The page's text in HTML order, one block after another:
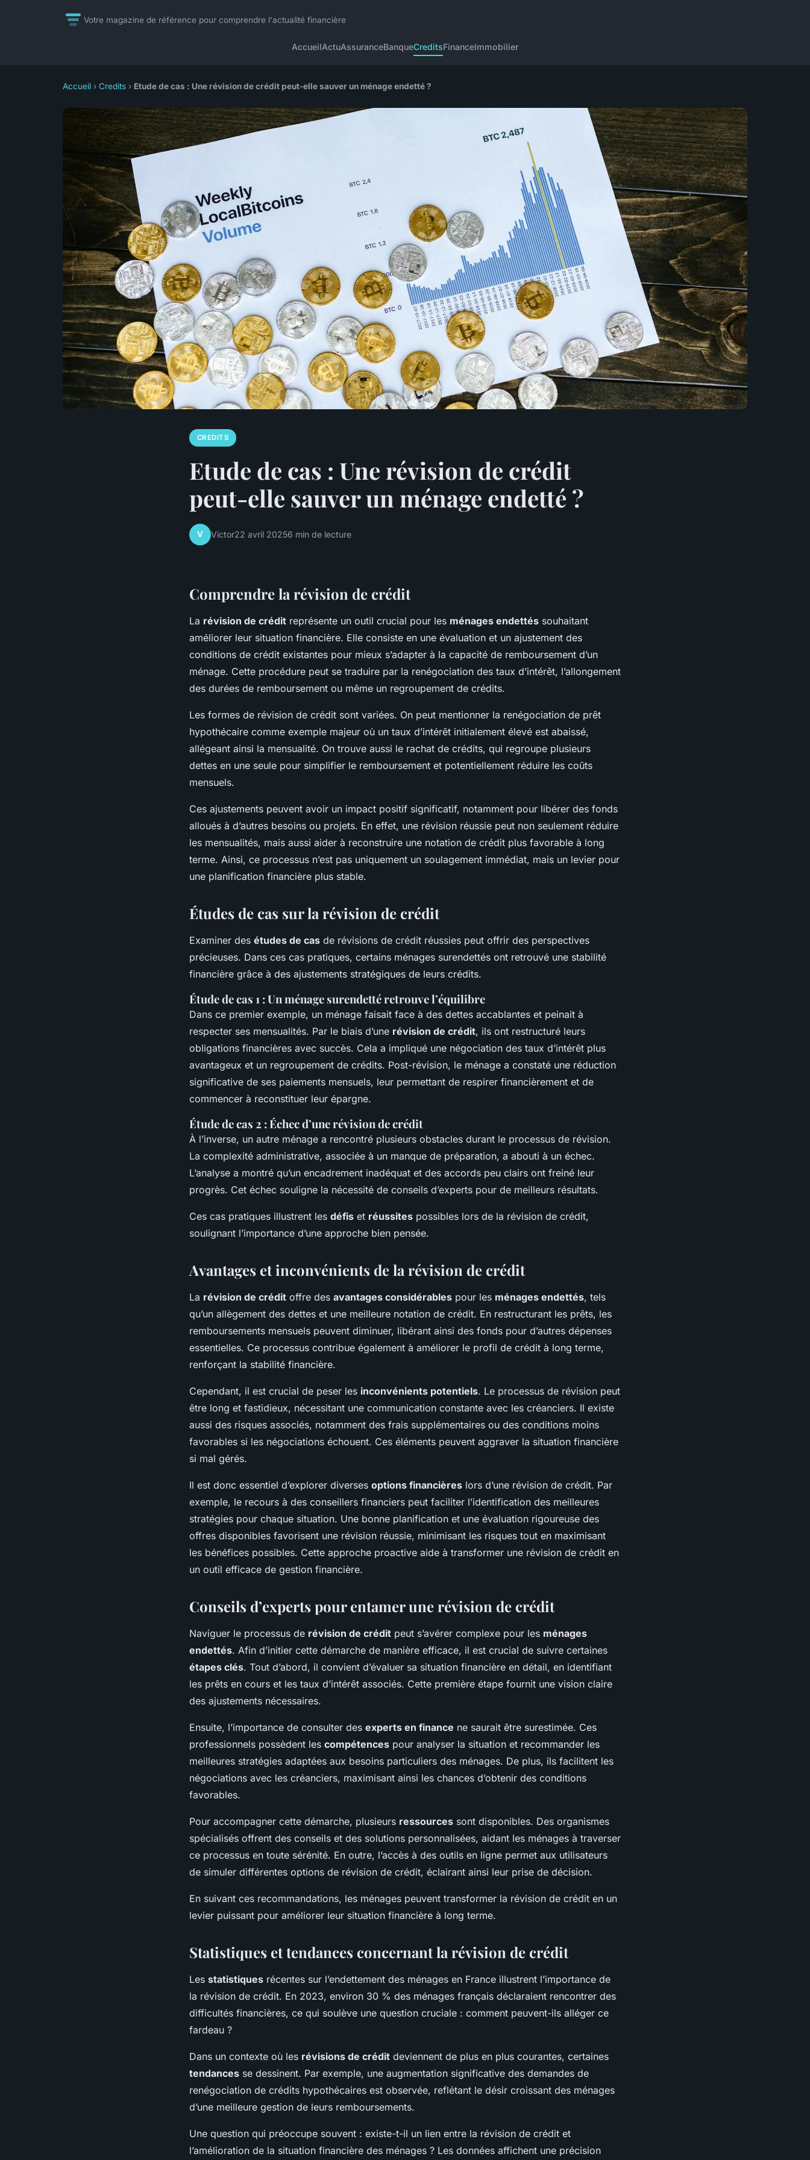
Votre magazine de référence pour comprendre l'actualité financière
AccueilActuAssuranceBanqueCreditsFinanceImmobilier
Accueil › Credits › Etude de cas : Une révision de crédit peut-elle sauver un ménage endetté ?
CREDITS
Etude de cas : Une révision de crédit
peut-elle sauver un ménage endetté ?
V Victor22 avril 20256 min de lecture
Comprendre la révision de crédit
La révision de crédit représente un outil crucial pour les ménages endettés souhaitant
améliorer leur situation financière. Elle consiste en une évaluation et un ajustement des
conditions de crédit existantes pour mieux s’adapter à la capacité de remboursement d’un
ménage. Cette procédure peut se traduire par la renégociation des taux d’intérêt, l’allongement
des durées de remboursement ou même un regroupement de crédits.
Les formes de révision de crédit sont variées. On peut mentionner la renégociation de prêt
hypothécaire comme exemple majeur où un taux d’intérêt initialement élevé est abaissé,
allégeant ainsi la mensualité. On trouve aussi le rachat de crédits, qui regroupe plusieurs
dettes en une seule pour simplifier le remboursement et potentiellement réduire les coûts
mensuels.
Ces ajustements peuvent avoir un impact positif significatif, notamment pour libérer des fonds
alloués à d’autres besoins ou projets. En effet, une révision réussie peut non seulement réduire
les mensualités, mais aussi aider à reconstruire une notation de crédit plus favorable à long
terme. Ainsi, ce processus n’est pas uniquement un soulagement immédiat, mais un levier pour
une planification financière plus stable.
Études de cas sur la révision de crédit
Examiner des études de cas de révisions de crédit réussies peut offrir des perspectives
précieuses. Dans ces cas pratiques, certains ménages surendettés ont retrouvé une stabilité
financière grâce à des ajustements stratégiques de leurs crédits.
Étude de cas 1 : Un ménage surendetté retrouve l’équilibre
Dans ce premier exemple, un ménage faisait face à des dettes accablantes et peinait à
respecter ses mensualités. Par le biais d’une révision de crédit, ils ont restructuré leurs
obligations financières avec succès. Cela a impliqué une négociation des taux d’intérêt plus
avantageux et un regroupement de crédits. Post-révision, le ménage a constaté une réduction
significative de ses paiements mensuels, leur permettant de respirer financièrement et de
commencer à reconstituer leur épargne.
Étude de cas 2 : Échec d’une révision de crédit
À l’inverse, un autre ménage a rencontré plusieurs obstacles durant le processus de révision.
La complexité administrative, associée à un manque de préparation, a abouti à un échec.
L’analyse a montré qu’un encadrement inadéquat et des accords peu clairs ont freiné leur
progrès. Cet échec souligne la nécessité de conseils d’experts pour de meilleurs résultats.
Ces cas pratiques illustrent les défis et réussites possibles lors de la révision de crédit,
soulignant l’importance d’une approche bien pensée.
Avantages et inconvénients de la révision de crédit
La révision de crédit offre des avantages considérables pour les ménages endettés, tels
qu’un allègement des dettes et une meilleure notation de crédit. En restructurant les prêts, les
remboursements mensuels peuvent diminuer, libérant ainsi des fonds pour d’autres dépenses
essentielles. Ce processus contribue également à améliorer le profil de crédit à long terme,
renforçant la stabilité financière.
Cependant, il est crucial de peser les inconvénients potentiels. Le processus de révision peut
être long et fastidieux, nécessitant une communication constante avec les créanciers. Il existe
aussi des risques associés, notamment des frais supplémentaires ou des conditions moins
favorables si les négociations échouent. Ces éléments peuvent aggraver la situation financière
si mal gérés.
Il est donc essentiel d’explorer diverses options financières lors d’une révision de crédit. Par
exemple, le recours à des conseillers financiers peut faciliter l’identification des meilleures
stratégies pour chaque situation. Une bonne planification et une évaluation rigoureuse des
offres disponibles favorisent une révision réussie, minimisant les risques tout en maximisant
les bénéfices possibles. Cette approche proactive aide à transformer une révision de crédit en
un outil efficace de gestion financière.
Conseils d’experts pour entamer une révision de crédit
Naviguer le processus de révision de crédit peut s’avérer complexe pour les ménages
endettés. Afin d’initier cette démarche de manière efficace, il est crucial de suivre certaines
étapes clés. Tout d’abord, il convient d’évaluer sa situation financière en détail, en identifiant
les prêts en cours et les taux d’intérêt associés. Cette première étape fournit une vision claire
des ajustements nécessaires.
Ensuite, l’importance de consulter des experts en finance ne saurait être surestimée. Ces
professionnels possèdent les compétences pour analyser la situation et recommander les
meilleures stratégies adaptées aux besoins particuliers des ménages. De plus, ils facilitent les
négociations avec les créanciers, maximisant ainsi les chances d’obtenir des conditions
favorables.
Pour accompagner cette démarche, plusieurs ressources sont disponibles. Des organismes
spécialisés offrent des conseils et des solutions personnalisées, aidant les ménages à traverser
ce processus en toute sérénité. En outre, l’accès à des outils en ligne permet aux utilisateurs
de simuler différentes options de révision de crédit, éclairant ainsi leur prise de décision.
En suivant ces recommandations, les ménages peuvent transformer la révision de crédit en un
levier puissant pour améliorer leur situation financière à long terme.
Statistiques et tendances concernant la révision de crédit
Les statistiques récentes sur l’endettement des ménages en France illustrent l’importance de
la révision de crédit. En 2023, environ 30 % des ménages français déclaraient rencontrer des
difficultés financières, ce qui soulève une question cruciale : comment peuvent-ils alléger ce
fardeau ?
Dans un contexte où les révisions de crédit deviennent de plus en plus courantes, certaines
tendances se dessinent. Par exemple, une augmentation significative des demandes de
renégociation de crédits hypothécaires est observée, reflétant le désir croissant des ménages
d’une meilleure gestion de leurs remboursements.
Une question qui préoccupe souvent : existe-t-il un lien entre la révision de crédit et
l’amélioration de la situation financière des ménages ? Les données affichent une précision